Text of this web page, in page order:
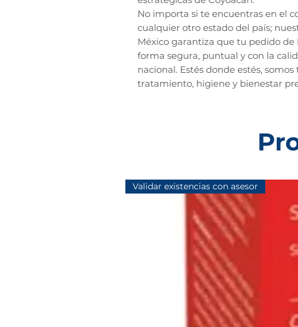
No importa si te encuentras en el
cualquier otro estado del país;
México garantiza que tu pedido
forma segura, puntual y con la
nacional. Estés donde estés,
tratamiento, higiene y bienestar
Validar existencias con asesor